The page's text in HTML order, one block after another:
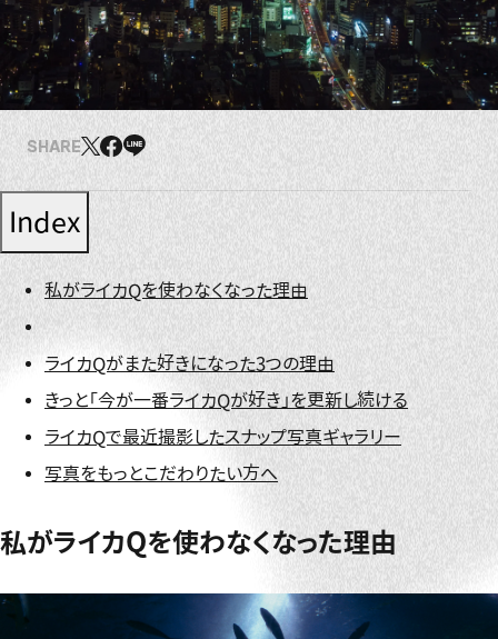
SHARE
Index
私がライカQを使わなくなった理由
ライカQがまた好きになった3つの理由
きっと「今が一番ライカQが好き」を更新し続ける
ライカQで最近撮影したスナップ写真ギャラリー
写真をもっとこだわりたい方へ
私がライカQを使わなくなった理由